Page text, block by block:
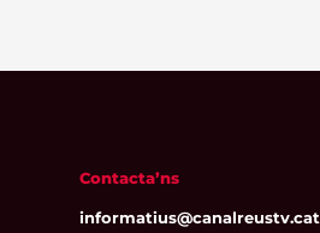
Contacta’ns
informatius@canalreustv.cat